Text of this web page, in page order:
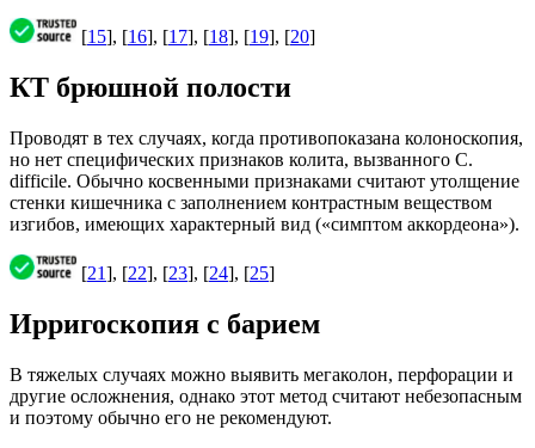
[15], [16], [17], [18], [19], [20]
КТ брюшной полости
Проводят в тех случаях, когда противопоказана колоноскопия,
но нет специфических признаков колита, вызванного С.
difficile. Обычно косвенными признаками считают утолщение
стенки кишечника с заполнением контрастным веществом
изгибов, имеющих характерный вид («симптом аккордеона»).
[21], [22], [23], [24], [25]
Ирригоскопия с барием
В тяжелых случаях можно выявить мегаколон, перфорации и
другие осложнения, однако этот метод считают небезопасным
и поэтому обычно его не рекомендуют.